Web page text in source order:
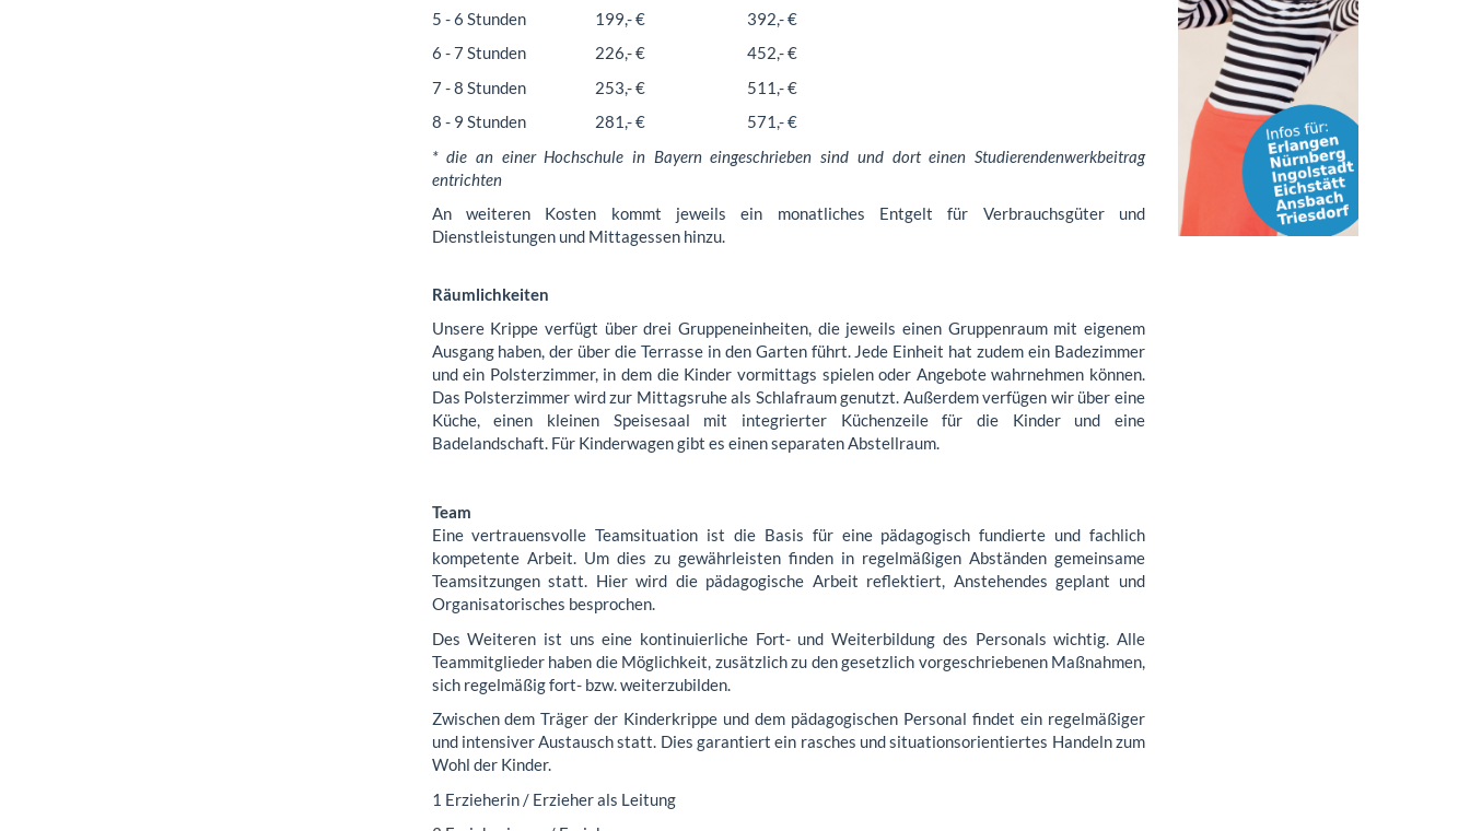
5 - 6 Stunden 199,- € 392,- €
6 - 7 Stunden 226,- € 452,- €
7 - 8 Stunden 253,- € 511,- €
8 - 9 Stunden 281,- € 571,- €
* die an einer Hochschule in Bayern eingeschrieben sind und dort einen Studierendenwerkbeitrag
entrichten
An weiteren Kosten kommt jeweils ein monatliches Entgelt für Verbrauchsgüter und
Dienstleistungen und Mittagessen hinzu.
Räumlichkeiten
Unsere Krippe verfügt über drei Gruppeneinheiten, die jeweils einen Gruppenraum mit eigenem
Ausgang haben, der über die Terrasse in den Garten führt. Jede Einheit hat zudem ein Badezimmer
und ein Polsterzimmer, in dem die Kinder vormittags spielen oder Angebote wahrnehmen können.
Das Polsterzimmer wird zur Mittagsruhe als Schlafraum genutzt. Außerdem verfügen wir über eine
Küche, einen kleinen Speisesaal mit integrierter Küchenzeile für die Kinder und eine
Badelandschaft. Für Kinderwagen gibt es einen separaten Abstellraum.
Team
Eine vertrauensvolle Teamsituation ist die Basis für eine pädagogisch fundierte und fachlich
kompetente Arbeit. Um dies zu gewährleisten finden in regelmäßigen Abständen gemeinsame
Teamsitzungen statt. Hier wird die pädagogische Arbeit reflektiert, Anstehendes geplant und
Organisatorisches besprochen.
Des Weiteren ist uns eine kontinuierliche Fort- und Weiterbildung des Personals wichtig. Alle
Teammitglieder haben die Möglichkeit, zusätzlich zu den gesetzlich vorgeschriebenen Maßnahmen,
sich regelmäßig fort- bzw. weiterzubilden.
Zwischen dem Träger der Kinderkrippe und dem pädagogischen Personal findet ein regelmäßiger
und intensiver Austausch statt. Dies garantiert ein rasches und situationsorientiertes Handeln zum
Wohl der Kinder.
1 Erzieherin / Erzieher als Leitung